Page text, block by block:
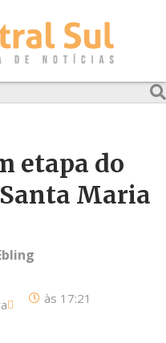
etapa do
Santa Maria
às 17:21